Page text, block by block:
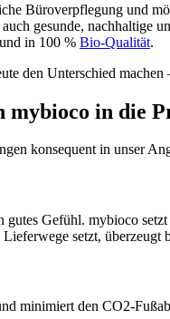
Büroverpflegung und
gesunde,
in 100 % Bio-Qualität.
den Unterschied
mybioco in die
konsequent in unser
Gefühl. mybioco
setzt,
minimiert den CO2-